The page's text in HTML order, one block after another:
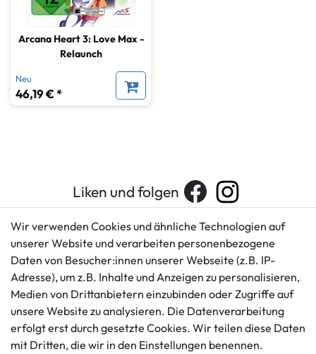
Arcana Heart 3: Love Max -
Relaunch
Neu
46,19 € *
Liken und folgen
Kundenservice
+49 421 596586
Mo. - Fr. 9 - 16 Uhr
info@gameworld.de
Kontaktformular
Rechtliches
AGB
Impressum
Datenschutzerklärung
Barrierefreiheitserklärung
Widerrufs­recht
Wir verwenden Cookies und ähnliche Technologien auf
unserer Website und verarbeiten personenbezogene
Daten von Besucher:innen unserer Webseite (z.B. IP-
Adresse), um z.B. Inhalte und Anzeigen zu personalisieren,
Medien von Drittanbietern einzubinden oder Zugriffe auf
unsere Website zu analysieren. Die Datenverarbeitung
erfolgt erst durch gesetzte Cookies. Wir teilen diese Daten
mit Dritten, die wir in den Einstellungen benennen.